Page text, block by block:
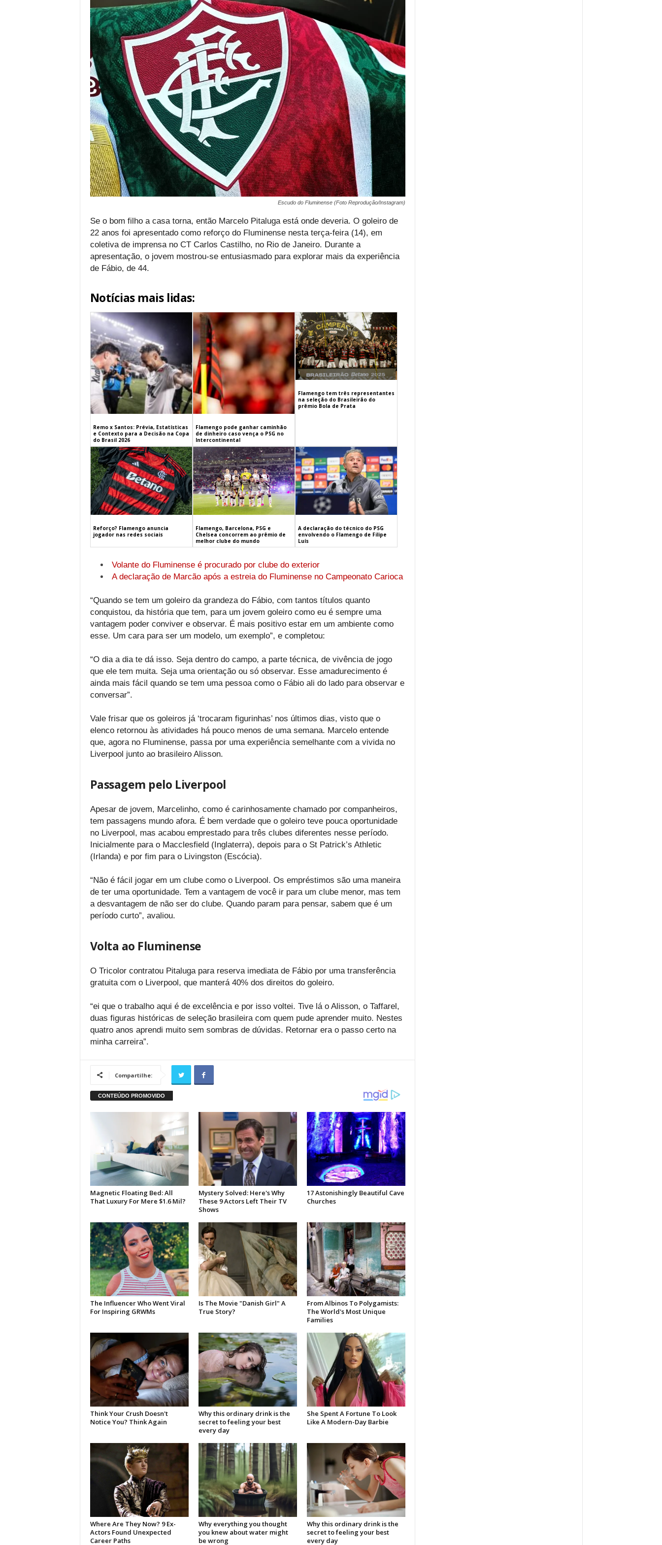
Escudo do Fluminense (Foto Reprodução/Instagram)
Se o bom filho a casa torna, então Marcelo Pitaluga está onde deveria. O goleiro de
22 anos foi apresentado como reforço do Fluminense nesta terça-feira (14), em
coletiva de imprensa no CT Carlos Castilho, no Rio de Janeiro. Durante a
apresentação, o jovem mostrou-se entusiasmado para explorar mais da experiência
de Fábio, de 44.
Notícias mais lidas:
Remo x Santos: Prévia, Estatísticas
e Contexto para a Decisão na Copa
do Brasil 2026
Flamengo pode ganhar caminhão
de dinheiro caso vença o PSG no
Intercontinental
Flamengo tem três representantes
na seleção do Brasileirão do
prêmio Bola de Prata
Reforço? Flamengo anuncia
jogador nas redes sociais
Flamengo, Barcelona, PSG e
Chelsea concorrem ao prêmio de
melhor clube do mundo
A declaração do técnico do PSG
envolvendo o Flamengo de Filipe
Luís
Volante do Fluminense é procurado por clube do exterior
A declaração de Marcão após a estreia do Fluminense no Campeonato Carioca
“Quando se tem um goleiro da grandeza do Fábio, com tantos títulos quanto
conquistou, da história que tem, para um jovem goleiro como eu é sempre uma
vantagem poder conviver e observar. É mais positivo estar em um ambiente como
esse. Um cara para ser um modelo, um exemplo”, e completou:
“O dia a dia te dá isso. Seja dentro do campo, a parte técnica, de vivência de jogo
que ele tem muita. Seja uma orientação ou só observar. Esse amadurecimento é
ainda mais fácil quando se tem uma pessoa como o Fábio ali do lado para observar e
conversar”.
Vale frisar que os goleiros já ‘trocaram figurinhas’ nos últimos dias, visto que o
elenco retornou às atividades há pouco menos de uma semana. Marcelo entende
que, agora no Fluminense, passa por uma experiência semelhante com a vivida no
Liverpool junto ao brasileiro Alisson.
Passagem pelo Liverpool
Apesar de jovem, Marcelinho, como é carinhosamente chamado por companheiros,
tem passagens mundo afora. É bem verdade que o goleiro teve pouca oportunidade
no Liverpool, mas acabou emprestado para três clubes diferentes nesse período.
Inicialmente para o Macclesfield (Inglaterra), depois para o St Patrick’s Athletic
(Irlanda) e por fim para o Livingston (Escócia).
“Não é fácil jogar em um clube como o Liverpool. Os empréstimos são uma maneira
de ter uma oportunidade. Tem a vantagem de você ir para um clube menor, mas tem
a desvantagem de não ser do clube. Quando param para pensar, sabem que é um
período curto”, avaliou.
Volta ao Fluminense
O Tricolor contratou Pitaluga para reserva imediata de Fábio por uma transferência
gratuita com o Liverpool, que manterá 40% dos direitos do goleiro.
“ei que o trabalho aqui é de excelência e por isso voltei. Tive lá o Alisson, o Taffarel,
duas figuras históricas de seleção brasileira com quem pude aprender muito. Nestes
quatro anos aprendi muito sem sombras de dúvidas. Retornar era o passo certo na
minha carreira”.
Compartilhe: